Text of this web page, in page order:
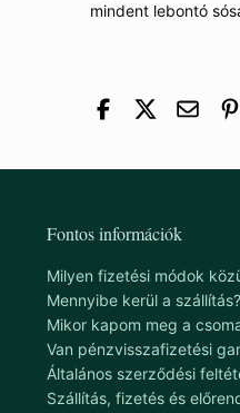
mindent lebontó
Fontos információk
Milyen fizetési módok
Mennyibe kerül a szállítás?
Mikor kapom meg a
Van pénzvisszafizetési
Általános szerződési
Szállítás, fizetés és